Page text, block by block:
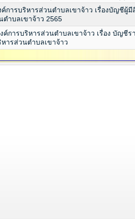
การบริหารส่วนตำบลเขาจ้าว เรื่องบัญชีผู้มี
ตำบลเขาจ้าว 2565
ค์การบริหารส่วนตำบลเขาจ้าว เรื่อง บัญชี
หารส่วนตำบลเขาจ้าว